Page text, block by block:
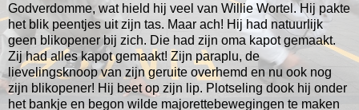
Godverdomme, wat hield hij veel van Willie Wortel. Hij pakte
het blik peentjes uit zijn tas. Maar ach! Hij had natuurlijk
geen blikopener bij zich. Die had zijn oma kapot gemaakt.
Zij had alles kapot gemaakt! Zijn paraplu, de
lievelingsknoop van zijn geruite overhemd en nu ook nog
zijn blikopener! Hij beet op zijn lip. Plotseling dook hij onder
het bankje en begon wilde majorettebewegingen te maken